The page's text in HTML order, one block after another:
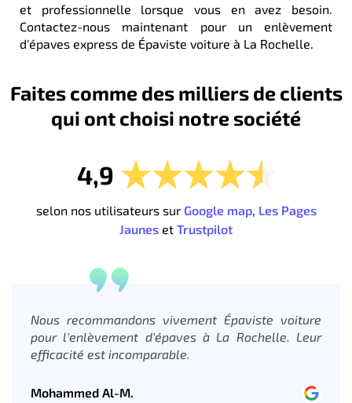
et professionnelle lorsque vous en avez besoin.
Contactez-nous maintenant pour un enlèvement
d'épaves express de Épaviste voiture à La Rochelle.
Faites comme des milliers de clients
qui ont choisi notre société
4,9
selon nos utilisateurs sur Google map, Les Pages
Jaunes et Trustpilot
Nous recommandons vivement Épaviste voiture
pour l'enlèvement d'épaves à La Rochelle. Leur
efficacité est incomparable.
Mohammed Al-M.